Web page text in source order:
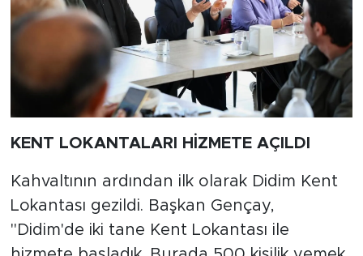
KENT LOKANTALARI HİZMETE AÇILDI
Kahvaltının ardından ilk olarak Didim Kent
Lokantası gezildi. Başkan Gençay,
"Didim'de iki tane Kent Lokantası ile